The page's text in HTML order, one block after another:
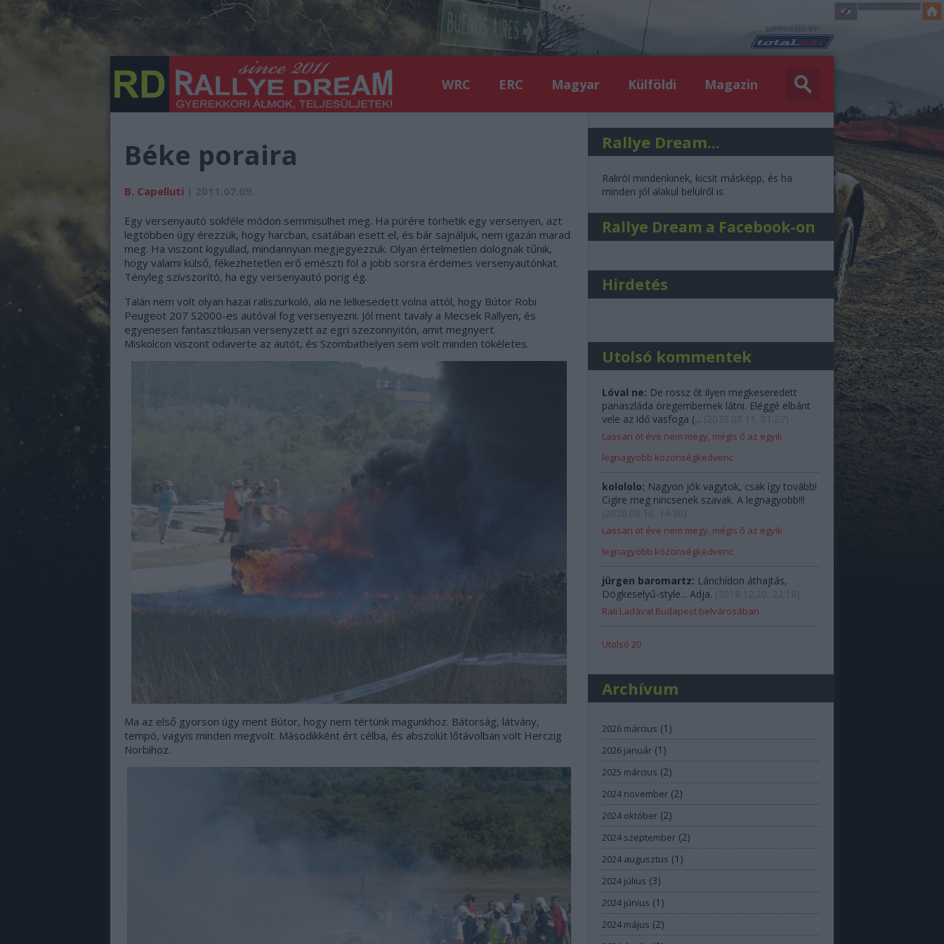
WRC ERC Magyar Külföldi Magazin
Béke poraira
B. Capelluti
Egy versenyautó sokféle módon semmisülhet meg. Ha pürére törhetik egy versenyen, azt
legtöbben úgy érezzük, hogy harcban, csatában esett el, és bár sajnáljuk, nem igazán marad
meg. Ha viszont kigyullad, mindannyian megjegyezzük. Olyan értelmetlen dolognak tűnik,
hogy valami külső, fékezhetetlen erő emészti föl a jobb sorsra érdemes versenyautónkat.
Tényleg szívszorító, ha egy versenyautó porig ég.
Talán nem volt olyan hazai raliszurkoló, aki ne lelkesedett volna attól, hogy Bútor Robi
Peugeot 207 S2000-es autóval fog versenyezni. Jól ment tavaly a Mecsek Rallyen, és
egyenesen fantasztikusan versenyzett az egri szezonnyitón, amit megnyert.
Miskolcon viszont odaverte az autót, és Szombathelyen sem volt minden tökéletes.
Ma az első gyorson úgy ment Bútor, hogy nem tértünk magunkhoz. Bátorság, látvány,
tempó, vagyis minden megvolt. Másodikként ért célba, és abszolút lőtávolban volt Herczig
Norbihoz.
Rallye Dream...
Raliról mindenkinek, kicsit másképp, és ha
minden jól alakul belülről is.
Rallye Dream a Facebook-on
Hirdetés
Utolsó kommentek
Lóval ne: De rossz őt ilyen megkeseredett
panaszláda öregembernek látni. Eléggé elbánt
vele az idő vasfoga (...
Lassan öt éve nem megy, mégis ő az egyik
legnagyobb közönségkedvenc
kolololo: Nagyon jók vagytok, csak így tovább!
Cigire meg nincsenek szavak. A legnagyobb!!!
Lassan öt éve nem megy, mégis ő az egyik
legnagyobb közönségkedvenc
jürgen baromartz: Lánchídon áthajtás,
Dögkeselyű-style... Adja.
Rali Ladával Budapest belvárosában
Utolsó 20
Archívum
2026 március (1 )
2026 január (1 )
2025 március (2)
2024 november (2)
2024 október (2)
2024 szeptember (2)
2024 augusztus (1 )
2024 július (3)
2024 június (1 )
2024 május (2)